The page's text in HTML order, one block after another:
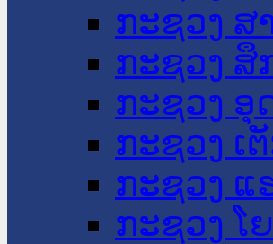
ກະຊວງ ສ
ກະຊວງ ສຶ
ກະຊວງ ອຸ
ກະຊວງ ເ
ກະຊວງ ແ
ກະຊວງ ໂ